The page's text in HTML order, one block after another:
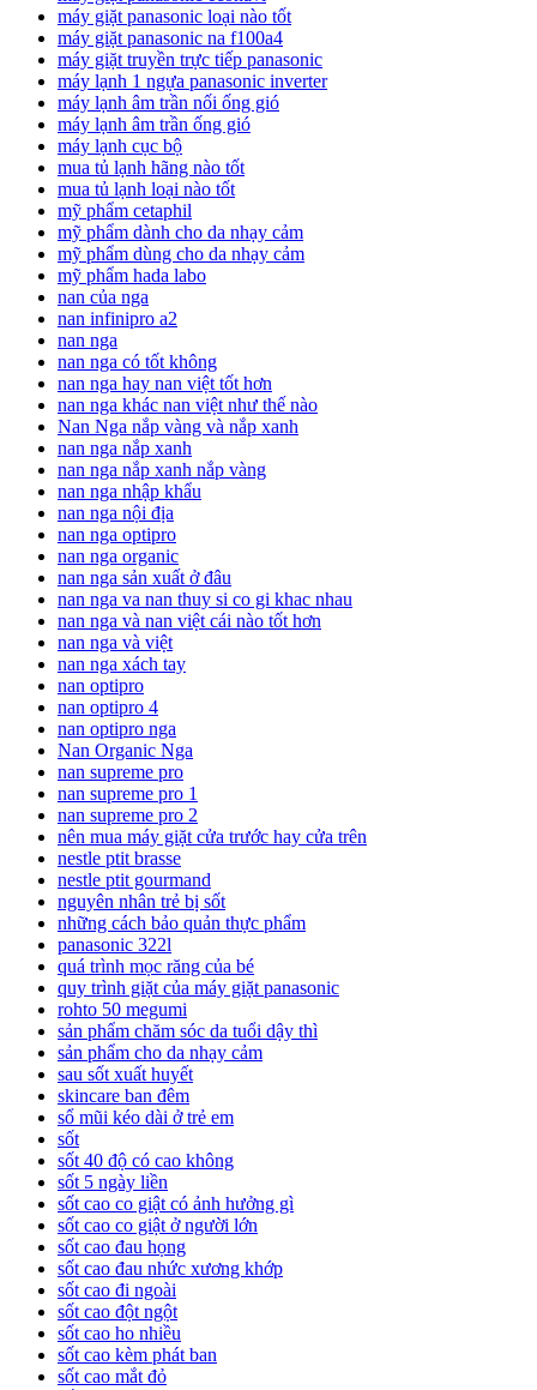
máy giặt panasonic loại nào tốt
máy giặt panasonic na f100a4
máy giặt truyền trực tiếp panasonic
máy lạnh 1 ngựa panasonic inverter
máy lạnh âm trần nối ống gió
máy lạnh âm trần ống gió
máy lạnh cục bộ
mua tủ lạnh hãng nào tốt
mua tủ lạnh loại nào tốt
mỹ phẩm cetaphil
mỹ phẩm dành cho da nhạy cảm
mỹ phẩm dùng cho da nhạy cảm
mỹ phẩm hada labo
nan của nga
nan infinipro a2
nan nga
nan nga có tốt không
nan nga hay nan việt tốt hơn
nan nga khác nan việt như thế nào
Nan Nga nắp vàng và nắp xanh
nan nga nắp xanh
nan nga nắp xanh nắp vàng
nan nga nhập khẩu
nan nga nội địa
nan nga optipro
nan nga organic
nan nga sản xuất ở đâu
nan nga va nan thuy si co gi khac nhau
nan nga và nan việt cái nào tốt hơn
nan nga và việt
nan nga xách tay
nan optipro
nan optipro 4
nan optipro nga
Nan Organic Nga
nan supreme pro
nan supreme pro 1
nan supreme pro 2
nên mua máy giặt cửa trước hay cửa trên
nestle ptit brasse
nestle ptit gourmand
nguyên nhân trẻ bị sốt
những cách bảo quản thực phẩm
panasonic 322l
quá trình mọc răng của bé
quy trình giặt của máy giặt panasonic
rohto 50 megumi
sản phẩm chăm sóc da tuổi dậy thì
sản phẩm cho da nhạy cảm
sau sốt xuất huyết
skincare ban đêm
sổ mũi kéo dài ở trẻ em
sốt
sốt 40 độ có cao không
sốt 5 ngày liền
sốt cao co giật có ảnh hưởng gì
sốt cao co giật ở người lớn
sốt cao đau họng
sốt cao đau nhức xương khớp
sốt cao đi ngoài
sốt cao đột ngột
sốt cao ho nhiều
sốt cao kèm phát ban
sốt cao mắt đỏ